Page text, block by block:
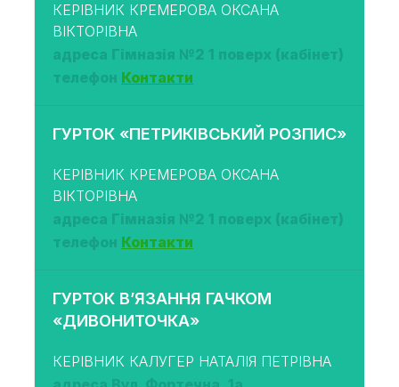
КЕРІВНИК КРЕМЕРОВА ОКСАНА
ВІКТОРІВНА
адреса Гімназія №2 1 поверх (кабінет)
телефон Контакти
ГУРТОК «ПЕТРИКІВСЬКИЙ РОЗПИС»
КЕРІВНИК КРЕМЕРОВА ОКСАНА
ВІКТОРІВНА
адреса Гімназія №2 1 поверх (кабінет)
телефон Контакти
ГУРТОК В’ЯЗАННЯ ГАЧКОМ
«ДИВОНИТОЧКА»
КЕРІВНИК КАЛУГЕР НАТАЛІЯ ПЕТРІВНА